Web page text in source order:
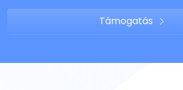
Támogatás